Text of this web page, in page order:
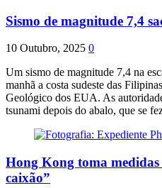
Sismo de magnitude 7,4
10 Outubro, 2025 0
Um sismo de magnitude 7,4 na
manhã a costa sudeste das
Geológico dos EUA. As
tsunami depois do abalo, que se
Hong Kong toma
caixão”